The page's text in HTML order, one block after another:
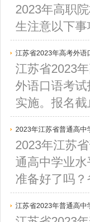
2023年高职
生注意以下
江苏省2023年高考外语
江苏省2023
外语口语考
实施。报名
2023年江苏省普通高中
2023年江苏
通高中学业
准备好了吗
江苏省2023年普通高中